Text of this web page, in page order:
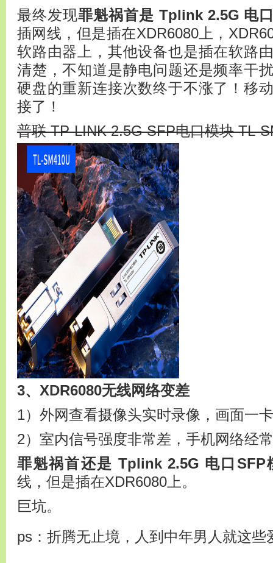
最终发现罪魁祸首是 Tplink 2.5G 电
插网线，但是插在XDR6080上，
软路由器上，其他设备也是插在软路
清楚，不知道是静电问题还是频率干
硬盘的重新连接次数终于不涨了！移
接了！
普联 TP-LINK 2.5G SFP电口模块 TL-
3、XDR6080无线网络变差
1）外网查看摄像头实时录像，画面一
2）室内信号强度非常差，手机网络经
罪魁祸首还是 Tplink 2.5G 电口SFP
线，但是插在XDR6080上。
巨坑。
ps：折腾无止境，人到中年男人就这些